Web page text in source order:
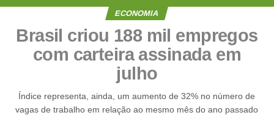
ECONOMIA
Brasil criou 188 mil empregos
com carteira assinada em
julho
Índice representa, ainda, um aumento de 32% no número de
vagas de trabalho em relação ao mesmo mês do ano passado